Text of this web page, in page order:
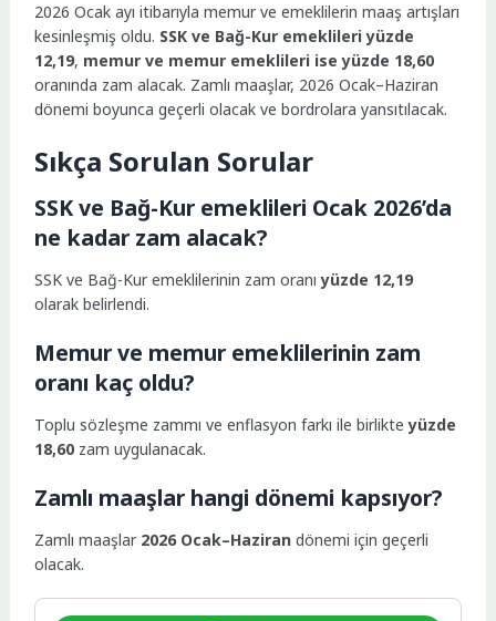
2026 Ocak ayı itibarıyla memur ve emeklilerin maaş artışları
kesinleşmiş oldu. SSK ve Bağ-Kur emeklileri yüzde
12,19, memur ve memur emeklileri ise yüzde 18,60
oranında zam alacak. Zamlı maaşlar, 2026 Ocak–Haziran
dönemi boyunca geçerli olacak ve bordrolara yansıtılacak.
Sıkça Sorulan Sorular
SSK ve Bağ-Kur emeklileri Ocak 2026’da
ne kadar zam alacak?
SSK ve Bağ-Kur emeklilerinin zam oranıyüzde 12,19
olarak belirlendi.
Memur ve memur emeklilerinin zam
oranı kaç oldu?
Toplu sözleşme zammı ve enflasyon farkı ile birlikteyüzde
18,60 zam uygulanacak.
Zamlı maaşlar hangi dönemi kapsıyor?
Zamlı maaşlar 2026 Ocak–Haziran dönemi için geçerli
olacak.